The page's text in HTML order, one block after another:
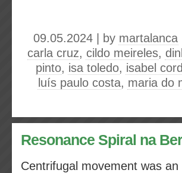
09.05.2024 | by martalanca
carla cruz, cildo meireles,
pinto, isa toledo, isabel
luís paulo costa, maria do
Resonance Spiral na
Centrifugal movement was